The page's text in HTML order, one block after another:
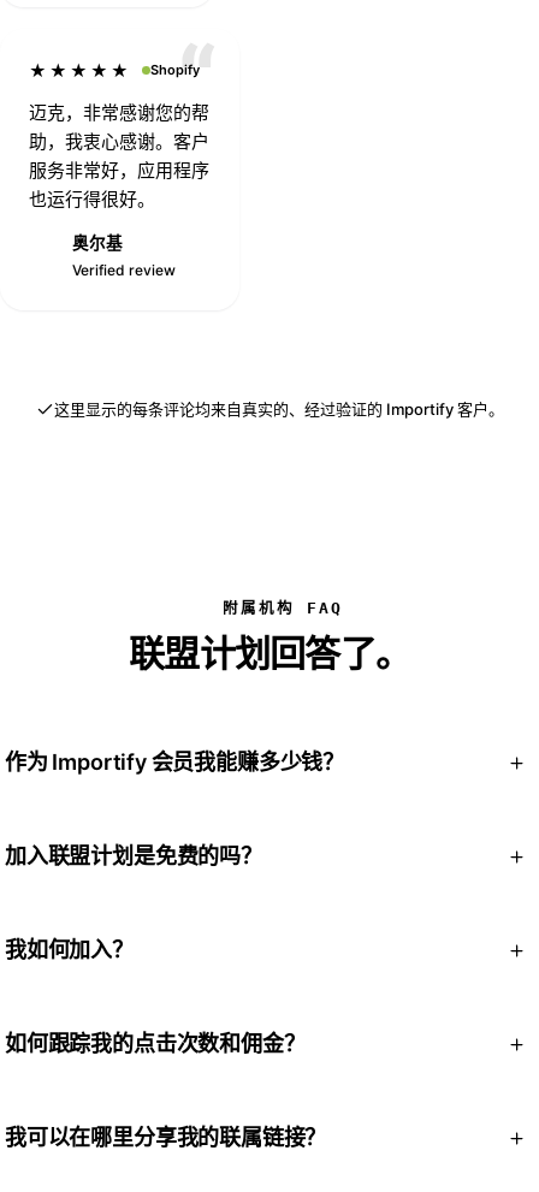
★★★★★ Shopify
迈克，非常感谢您的帮
助，我衷心感谢。客户
服务非常好，应用程序
也运行得很好。
奥尔基
Verified review
这里显示的每条评论均来自真实的、经过验证的 Importify 客户。
附属机构 FAQ
联盟计划回答了。
作为 Importify 会员我能赚多少钱？
金，只要他们继续使用付费计划，每月都会支付佣金。例如，
客户重复出现的，并且您可以推荐的商店数量没有限制。
加入联盟计划是免费的吗？
独特的会员链接，然后立即开始分享。
我如何加入？
客、社交媒体或电子邮件活动上分享。每当有人点击您的链接
如何跟踪我的点击次数和佣金？
的注册量、注册付费计划的商店以及您赚取的总佣金及其付款
我可以在哪里分享我的联属链接？